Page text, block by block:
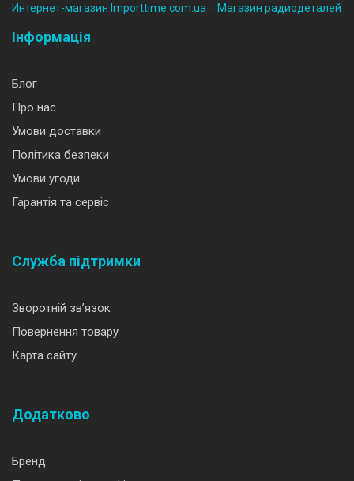
Интернет-магазин Importtime.com.ua Магазин радиодеталей
Інформація
Блог
Про нас
Умови доставки
Політика безпеки
Умови угоди
Гарантія та сервіс
Служба підтримки
Зворотній зв’язок
Повернення товару
Карта сайту
Додатково
Бренд